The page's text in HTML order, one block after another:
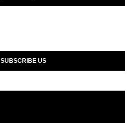
SUBSCRIBE US